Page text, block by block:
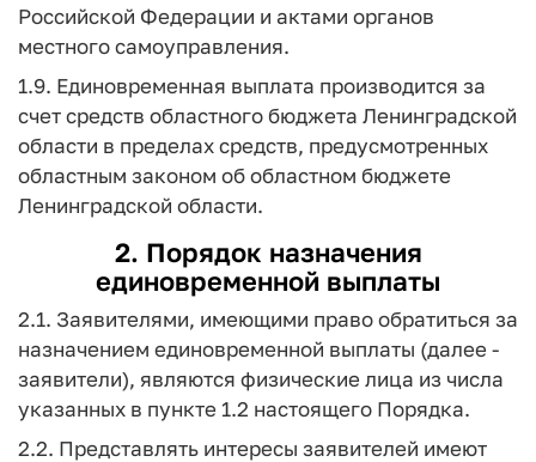
Российской Федерации и актами органов
местного самоуправления.
1.9. Единовременная выплата производится за
счет средств областного бюджета Ленинградской
области в пределах средств, предусмотренных
областным законом об областном бюджете
Ленинградской области.
2. Порядок назначения
единовременной выплаты
2.1. Заявителями, имеющими право обратиться за
назначением единовременной выплаты (далее -
заявители), являются физические лица из числа
указанных в пункте 1.2 настоящего Порядка.
2.2. Представлять интересы заявителей имеют